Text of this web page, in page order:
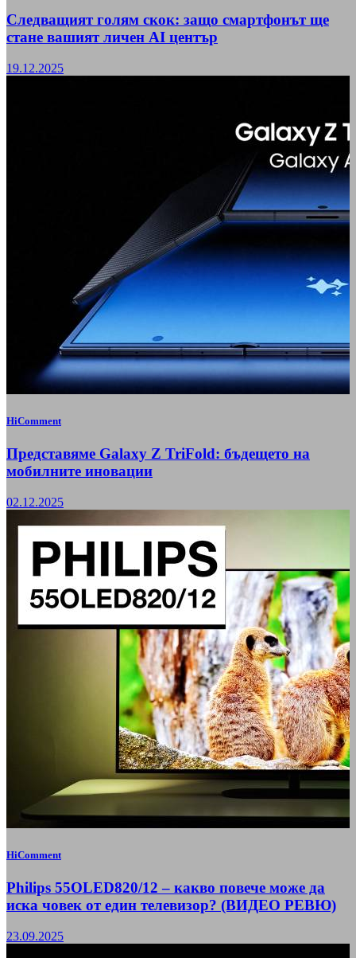
Следващият голям скок: защо смартфонът ще
стане вашият личен AI център
19.12.2025
HiComment
Представяме Galaxy Z TriFold: бъдещето на
мобилните иновации
02.12.2025
HiComment
Philips 55OLED820/12 – какво повече може да
иска човек от един телевизор? (ВИДЕО РЕВЮ)
23.09.2025